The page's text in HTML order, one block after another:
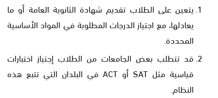
يتعين على الطلاب تقديم شهادة الثانوية العامة أو ما
يعادلها، مع اجتياز الدرجات المطلوبة في المواد الأساسية
المحددة.
قد تتطلب بعض الجامعات من الطلاب إجتياز اختبارات
قياسية مثل SAT أو ACT في البلدان التي تتبع هذه
النظام.